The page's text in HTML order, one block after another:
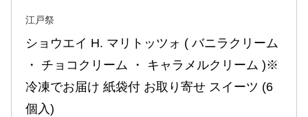
江戸祭
ショウエイ H. マリトッツォ ( バニラクリーム
・ チョコクリーム ・ キャラメルクリーム )※
冷凍でお届け 紙袋付 お取り寄せ スイーツ (6
個入)